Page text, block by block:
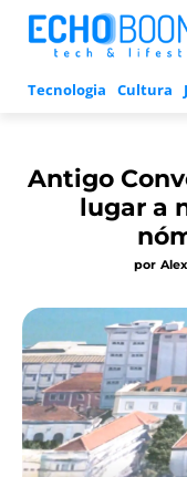
Tecnologia Cultura
Antigo
lugar a
por